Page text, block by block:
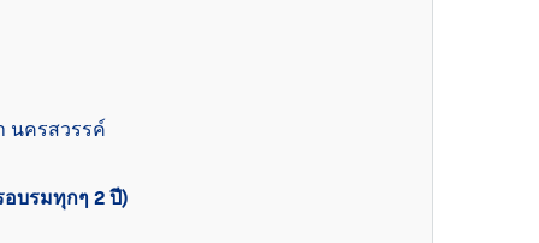
นครสวรรค์
บรมทุกๆ 2 ปี)